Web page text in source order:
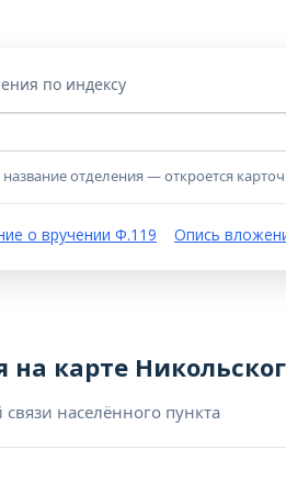
по индексу
отделения — откроется
о вручении Ф.119 Опись
на карте
населённого пункта